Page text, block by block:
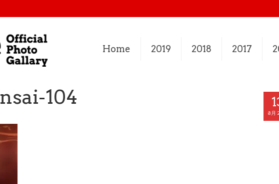
Home 2019 2018 2017
8月
104